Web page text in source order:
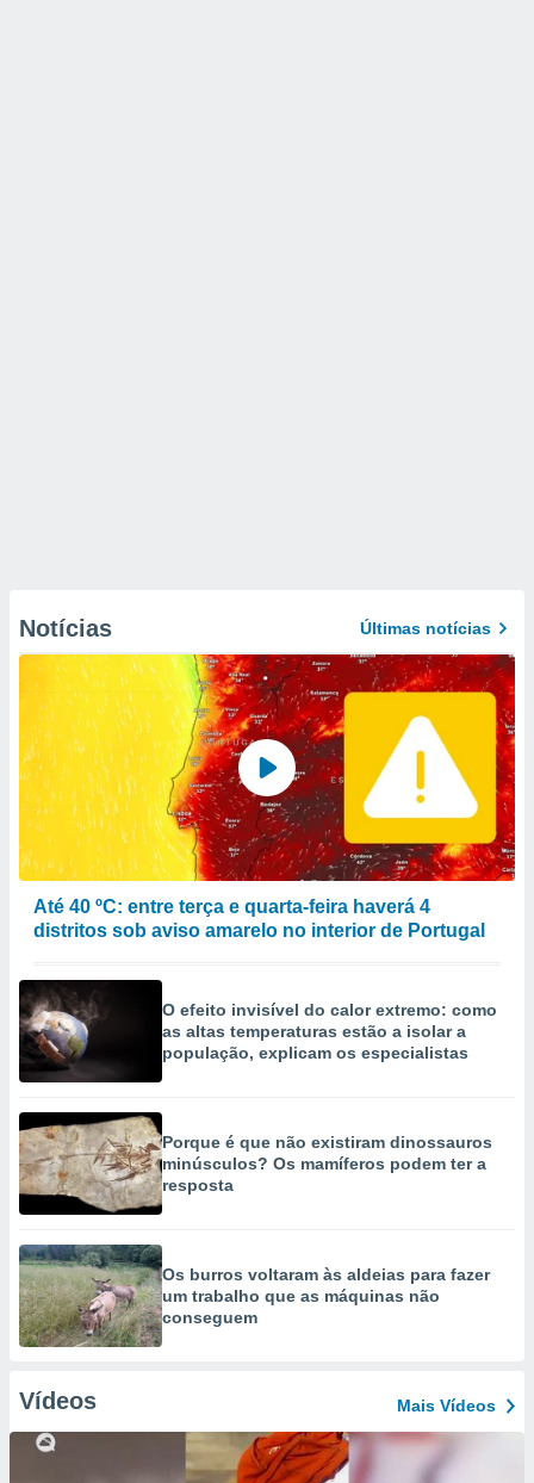
Notícias Últimas notícias
Até 40 ºC: entre terça e quarta-feira haverá 4
distritos sob aviso amarelo no interior de Portugal
O efeito invisível do calor extremo: como
as altas temperaturas estão a isolar a
população, explicam os especialistas
Porque é que não existiram dinossauros
minúsculos? Os mamíferos podem ter a
resposta
Os burros voltaram às aldeias para fazer
um trabalho que as máquinas não
conseguem
Vídeos Mais Vídeos